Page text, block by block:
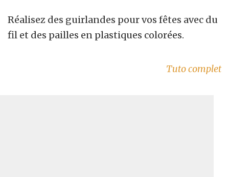
Réalisez des guirlandes pour vos fêtes avec du
fil et des pailles en plastiques colorées.
Tuto complet